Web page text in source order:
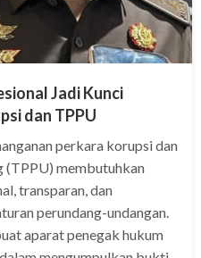
Jadi Kunci
dan TPPU
perkara korupsi dan
(TPPU) membutuhkan
transparan, dan
perundang-undangan.
aparat penegak hukum